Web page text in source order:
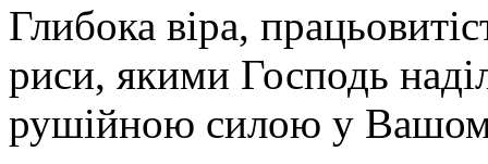
Глибока віра,
риси, якими Господь
рушійною силою у